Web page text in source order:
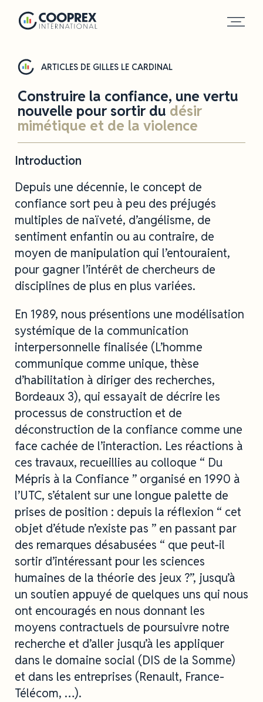
ARTICLES DE GILLES LE CARDINAL
Construire la confiance, une vertu
nouvelle pour sortir du désir
mimétique et de la violence
Introduction
Depuis une décennie, le concept de
confiance sort peu à peu des préjugés
multiples de naïveté, d’angélisme, de
sentiment enfantin ou au contraire, de
moyen de manipulation qui l’entouraient,
pour gagner l’intérêt de chercheurs de
disciplines de plus en plus variées.
En 1989, nous présentions une modélisation
systémique de la communication
interpersonnelle finalisée (L’homme
communique comme unique, thèse
d’habilitation à diriger des recherches,
Bordeaux 3), qui essayait de décrire les
processus de construction et de
déconstruction de la confiance comme une
face cachée de l’interaction. Les réactions à
ces travaux, recueillies au colloque “ Du
Mépris à la Confiance ” organisé en 1990 à
l’UTC, s’étalent sur une longue palette de
prises de position : depuis la réflexion “ cet
objet d’étude n’existe pas ” en passant par
des remarques désabusées “ que peut-il
sortir d’intéressant pour les sciences
humaines de la théorie des jeux ?”, jusqu’à
un soutien appuyé de quelques uns qui nous
ont encouragés en nous donnant les
moyens contractuels de poursuivre notre
recherche et d’aller jusqu’à les appliquer
dans le domaine social (DIS de la Somme)
et dans les entreprises (Renault, France-
Télécom, …).